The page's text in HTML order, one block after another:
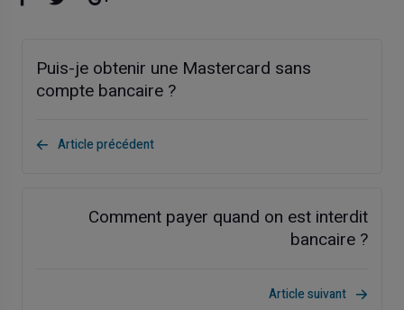
Puis-je obtenir une Mastercard sans
compte bancaire ?
Article précédent
Comment payer quand on est interdit
bancaire ?
Article suivant